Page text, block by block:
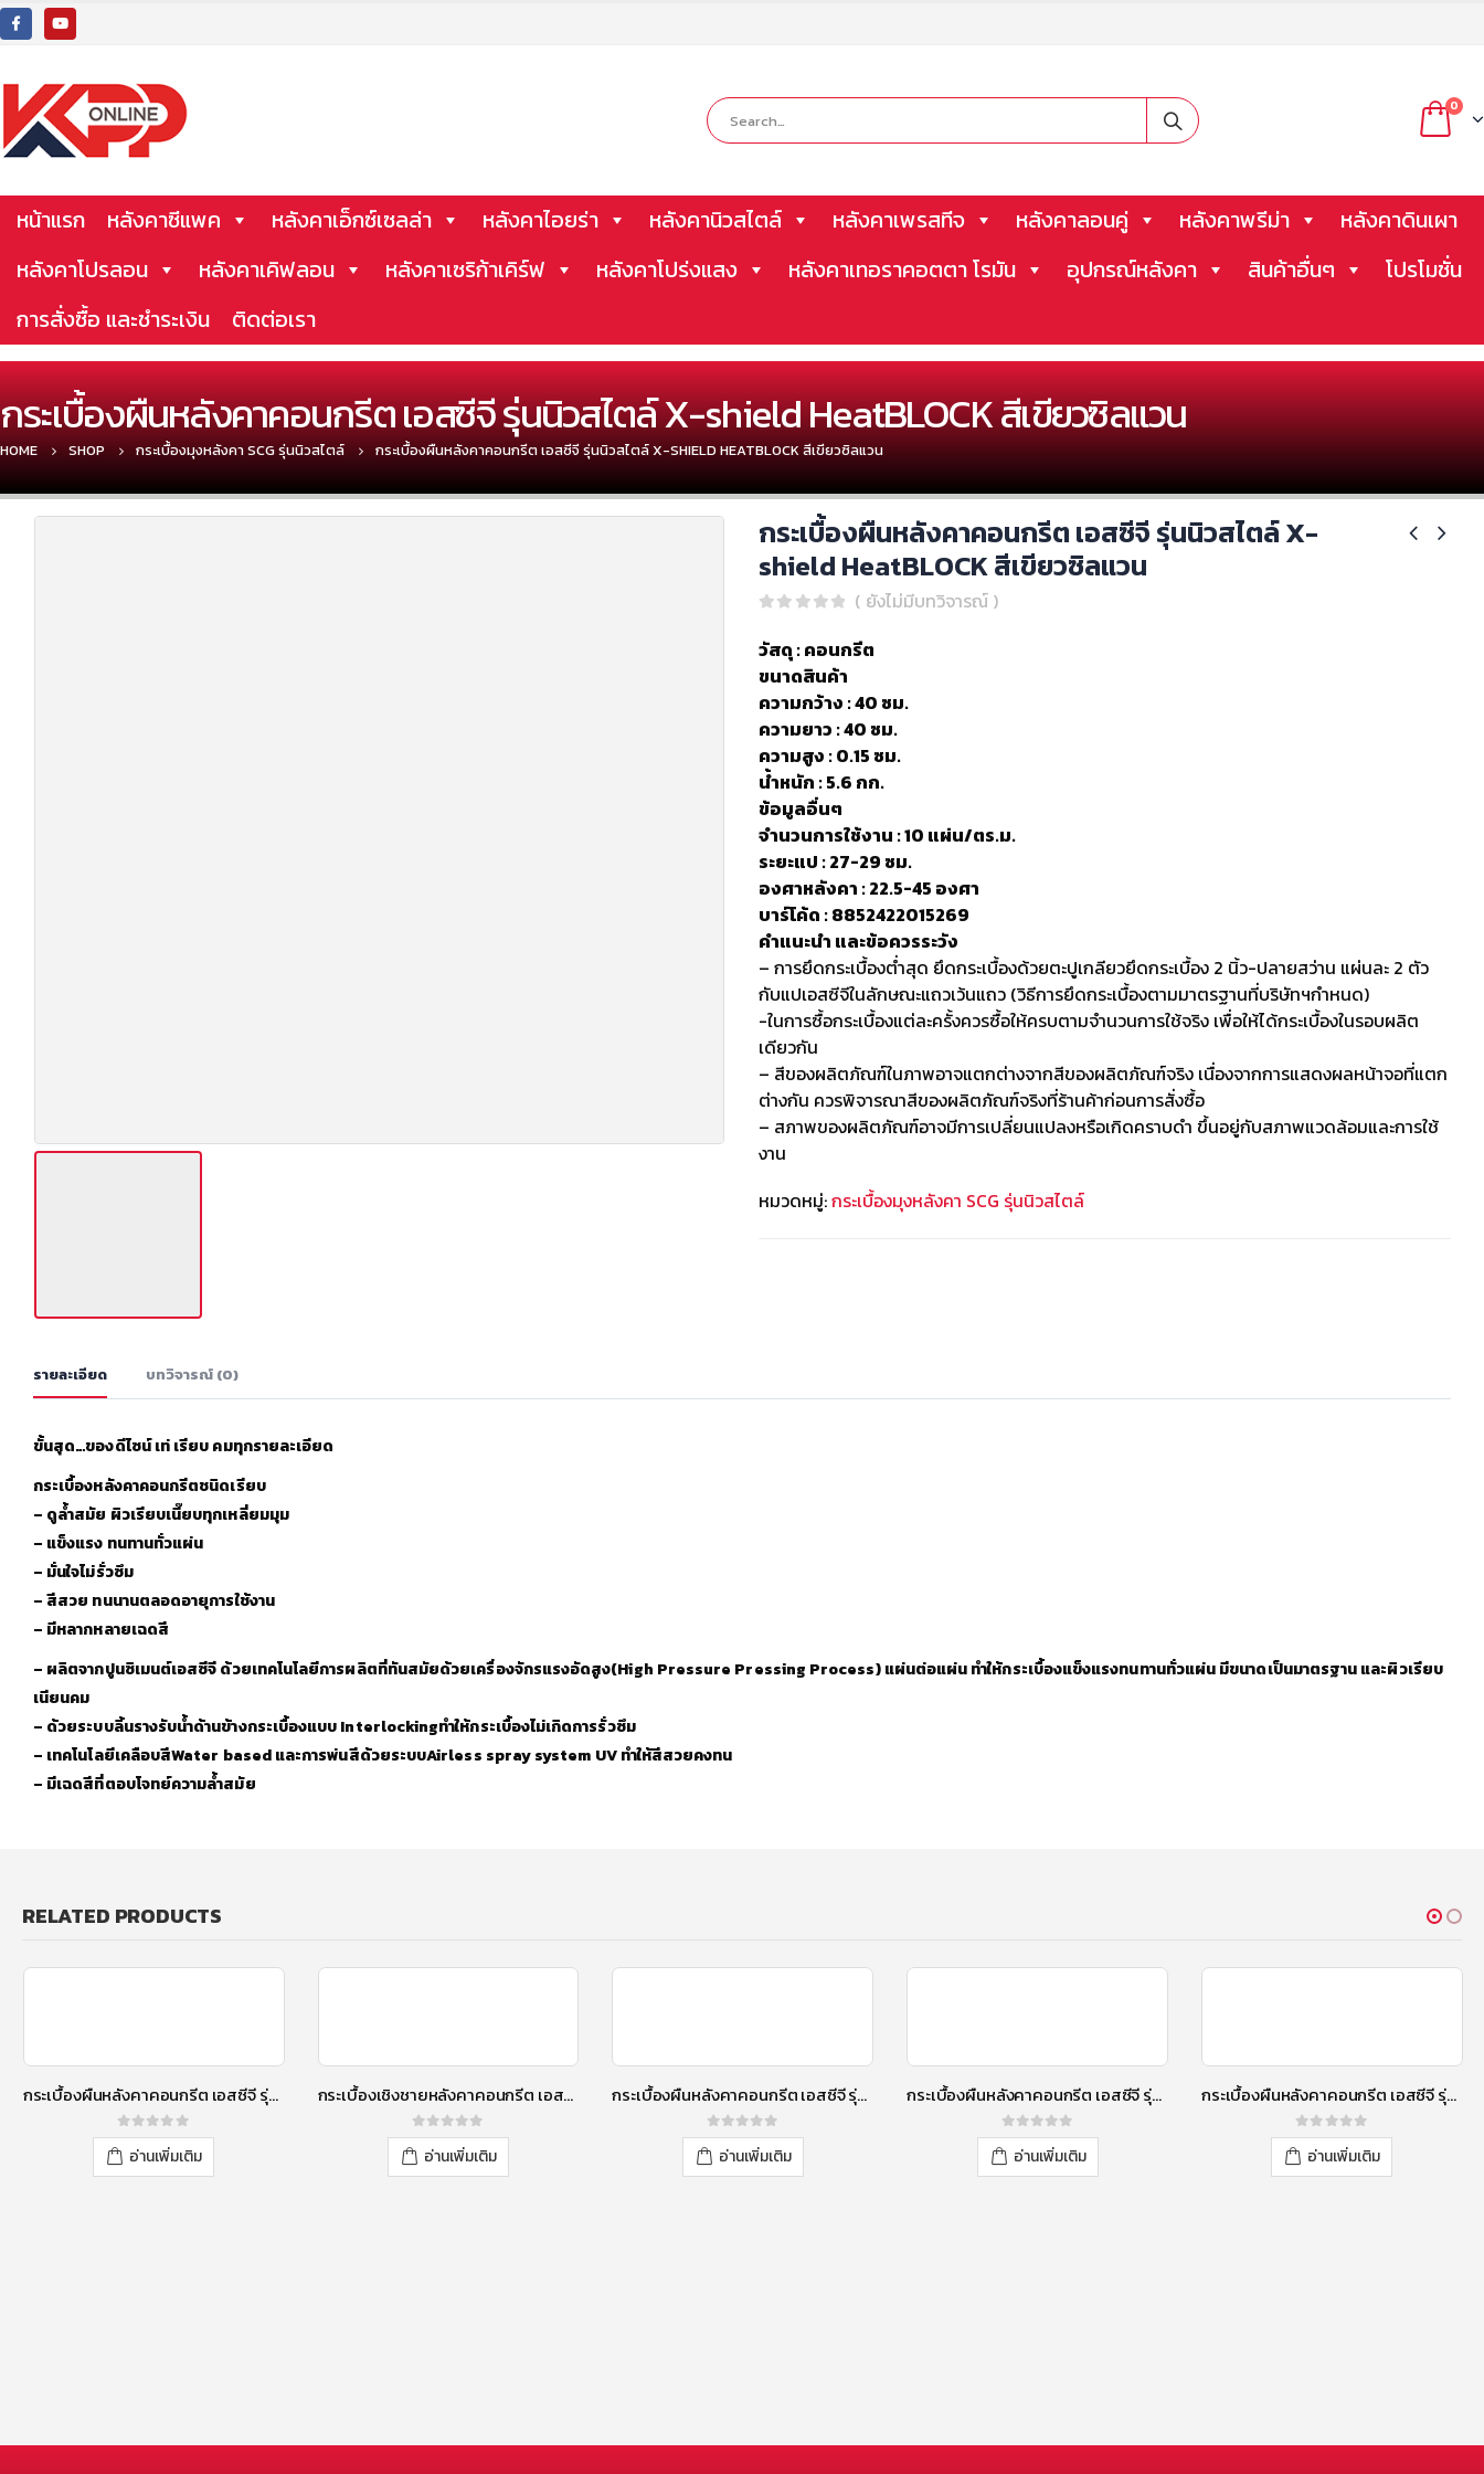
0
หน้าแรก หลังคาซีแพค หลังคาเอ็กซ์เซลล่า หลังคาไอยร่า หลังคานิวสไตล์ หลังคาเพรสทีจ หลังคาลอนคู่ หลังคาพรีม่า
หลังคาดินเผา
หลังคาโปรลอน
หลังคาเคิฟลอน หลังคาเซริก้าเคิร์ฟ หลังคาโปร่งแสง หลังคาเทอราคอตตา โรมัน อุปกรณ์หลังคา สินค้าอื่นๆ
โปรโมชั่น
การสั่งซื้อ และชำระเงิน
ติดต่อเรา
กระเบื้องผืนหลังคาคอนกรีต เอสซีจี รุ่นนิวสไตล์ X-shield HeatBLOCK สีเขียวซิลแวน
HOME SHOP กระเบื้องมุงหลังคา SCG รุ่นนิวสไตล์ กระเบื้องผืนหลังคาคอนกรีต เอสซีจี รุ่นนิวสไตล์ X-SHIELD HEATBLOCK สีเขียวซิลแวน
กระเบื้องผืนหลังคาคอนกรีต เอสซีจี รุ่นนิวสไตล์ X-
shield HeatBLOCK สีเขียวซิลแวน
( ยังไม่มีบทวิจารณ์ )
วัสดุ : คอนกรีต
ขนาดสินค้า
ความกว้าง : 40 ซม.
ความยาว : 40 ซม.
ความสูง : 0.15 ซม.
น้ำหนัก : 5.6 กก.
ข้อมูลอื่นๆ
จำนวนการใช้งาน : 10 แผ่น/ตร.ม.
ระยะแป : 27-29 ซม.
องศาหลังคา : 22.5-45 องศา
บาร์โค้ด : 8852422015269
คำแนะนำ และข้อควรระวัง
– การยึดกระเบื้องต่ำสุด ยึดกระเบื้องด้วยตะปูเกลียวยึดกระเบื้อง 2 นิ้ว-ปลายสว่าน แผ่นละ 2 ตัว
กับแปเอสซีจีในลักษณะแถวเว้นแถว (วิธีการยึดกระเบื้องตามมาตรฐานที่บริษัทฯกำหนด)
-ในการซื้อกระเบื้องแต่ละครั้งควรซื้อให้ครบตามจำนวนการใช้จริง เพื่อให้ได้กระเบื้องในรอบผลิต
เดียวกัน
– สีของผลิตภัณฑ์ในภาพอาจแตกต่างจากสีของผลิตภัณฑ์จริง เนื่องจากการแสดงผลหน้าจอที่แตก
ต่างกัน ควรพิจารณาสีของผลิตภัณฑ์จริงที่ร้านค้าก่อนการสั่งซื้อ
– สภาพของผลิตภัณฑ์อาจมีการเปลี่ยนแปลงหรือเกิดคราบดำ ขึ้นอยู่กับสภาพแวดล้อมและการใช้
งาน
หมวดหมู่:กระเบื้องมุงหลังคา SCG รุ่นนิวสไตล์
รายละเอียด บทวิจารณ์ (0)
ขั้นสุด…ของดีไซน์ เท่ เรียบ คมทุกรายละเอียด
กระเบื้องหลังคาคอนกรีตชนิดเรียบ
– ดูล้ำสมัย ผิวเรียบเนี๊ยบทุกเหลี่ยมมุม
– แข็งแรง ทนทานทั่วแผ่น
– มั่นใจไม่รั่วซึม
– สีสวย ทนนานตลอดอายุการใช้งาน
– มีหลากหลายเฉดสี
– ผลิตจากปูนซิเมนต์เอสซีจี ด้วยเทคโนโลยีการผลิตที่ทันสมัยด้วยเครื่องจักรแรงอัดสูง(High Pressure Pressing Process) แผ่นต่อแผ่น ทำให้กระเบื้องแข็งแรงทนทานทั่วแผ่น มีขนาดเป็นมาตรฐาน และผิวเรียบ
เนียนคม
– ด้วยระบบลิ้นรางรับน้ำด้านข้างกระเบื้องแบบ Interlockingทำให้กระเบื้องไม่เกิดการรั่วซึม
– เทคโนโลยีเคลือบสีWater based และการพ่นสีด้วยระบบAirless spray system UV ทำให้สีสวยคงทน
– มีเฉดสีที่ตอบโจทย์ความล้ำสมัย
RELATED PRODUCTS
กระเบื้องผืนหลังคาคอนกรีต เอสซีจี รุ่น นิวสไตล์ โมเดิร์น เอ็กซ์ชิลด์ ฮีทบล็อค สีเกรย์ซเลท
0out of 5
อ่านเพิ่มเติม
กระเบื้องเชิงชายหลังคาคอนกรีต เอสซีจี รุ่น นิวสไตล์ Diamond Cut สีดาร์คบราวน์
0out of 5
อ่านเพิ่มเติม
กระเบื้องผืนหลังคาคอนกรีต เอสซีจี รุ่นนิวสไตล์ ทิมเบอร์ สีอีโบนี
0out of 5
อ่านเพิ่มเติม
กระเบื้องผืนหลังคาคอนกรีต เอสซีจี รุ่น นิวสไตล์ โอเรียนทอล สีบริค
0out of 5
อ่านเพิ่มเติม
กระเบื้องผืนหลังคาคอนกรีต เอสซีจี รุ่น นิวสไตล์ โมเดิร์น เอ็กซ์ชิลด์ ฮีทบล็อค สีวูดเดนร็อก
0out of 5
อ่านเพิ่มเติม